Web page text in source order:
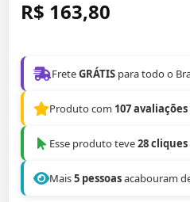
R$ 163,80
FreteGRÁTIS para todo o
Produto com 107 avaliações
Esse produto teve28 cliques
Mais5 pessoasacabouram